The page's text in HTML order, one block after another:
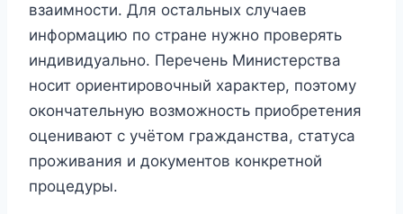
взаимности. Для остальных случаев
информацию по стране нужно проверять
индивидуально. Перечень Министерства
носит ориентировочный характер, поэтому
окончательную возможность приобретения
оценивают с учётом гражданства, статуса
проживания и документов конкретной
процедуры.